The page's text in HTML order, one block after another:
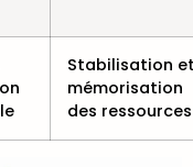
Stabilisation
mémorisation
des ressources